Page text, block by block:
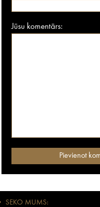
Jūsu komentārs:
SEKO MUMS: